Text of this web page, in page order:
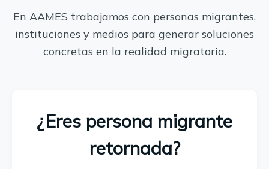
En AAMES trabajamos con personas migrantes,
instituciones y medios para generar soluciones
concretas en la realidad migratoria.
¿Eres persona migrante
retornada?